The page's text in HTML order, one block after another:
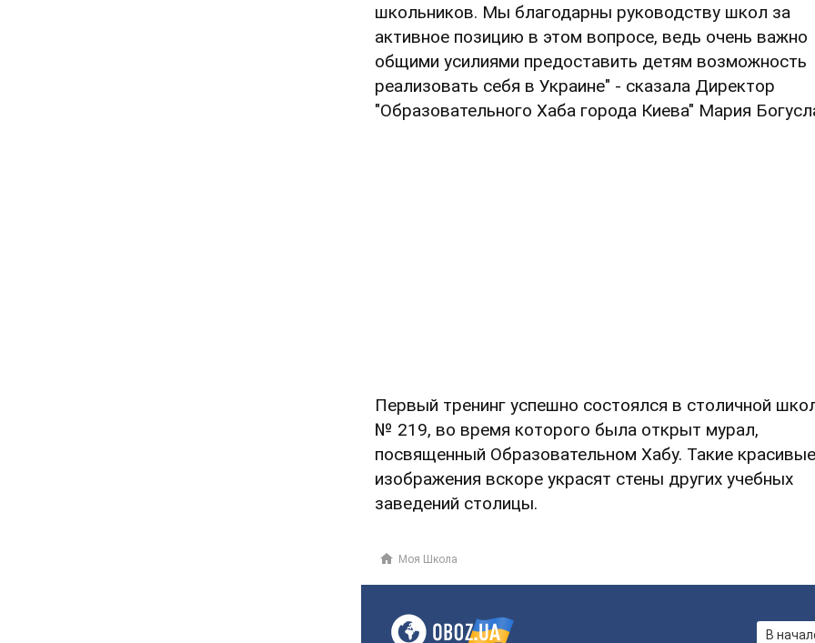
школьников. Мы благодарны руководству школ за
активное позицию в этом вопросе, ведь очень важно
общими усилиями предоставить детям возможность
реализовать себя в Украине" - сказала Директор
"Образовательного Хаба города Киева" Мария
Первый тренинг успешно состоялся в столичной
№ 219, во время которого была открыт мурал,
посвященный Образовательном Хабу. Такие красивые
изображения вскоре украсят стены других учебных
заведений столицы.
Моя Школа
В